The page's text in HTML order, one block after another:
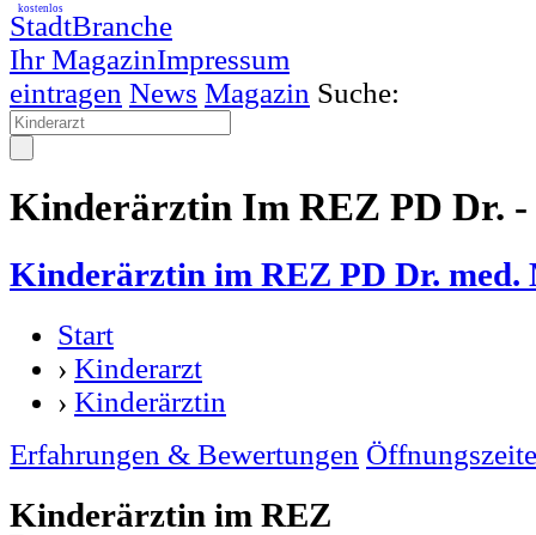
StadtBranche
Ihr MagazinImpressum
kostenlos
eintragen News Magazin Suche:
Kinderärztin Im REZ PD Dr.
Kinderärztin im REZ PD Dr. med.
Start
› Kinderarzt
› Kinderärztin
Erfahrungen & Bewertungen
Kinderärztin im REZ